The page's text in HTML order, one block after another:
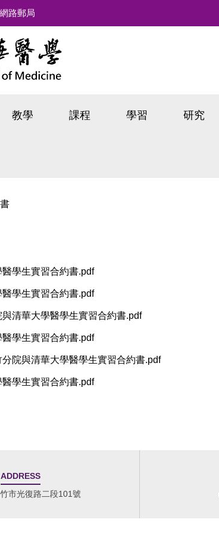
網路郵局
教學 課程 學習 研究
學生實習合約書.pdf
學生實習合約書.pdf
清華大學醫學生實習合約書.pdf
學生實習合約書.pdf
院與清華大學醫學生實習合約書.pdf
學生實習合約書.pdf
ADDRESS
市光復路二段101號